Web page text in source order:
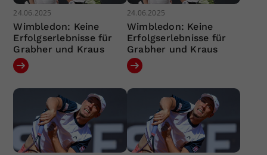
24.06.2025
Wimbledon: Keine
Erfolgserlebnisse für
Grabher und Kraus
24.06.2025
Wimbledon: Keine
Erfolgserlebnisse für
Grabher und Kraus